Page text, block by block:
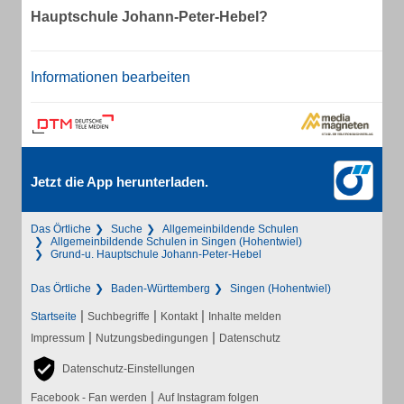
Hauptschule Johann-Peter-Hebel?
Informationen bearbeiten
Jetzt die App herunterladen.
Das Örtliche Suche
Allgemeinbildende Schulen
Allgemeinbildende Schulen in Singen (Hohentwiel)
Grund-u. Hauptschule Johann-Peter-Hebel
Das Örtliche Baden-Württemberg Singen (Hohentwiel)
Startseite | Suchbegriffe | Kontakt | Inhalte melden
Impressum | Nutzungsbedingungen | Datenschutz
Datenschutz-Einstellungen
Facebook - Fan werden | Auf Instagram folgen